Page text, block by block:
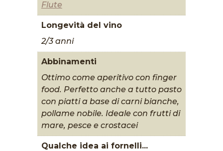
Flute
Longevità del vino
2/3 anni
Abbinamenti
Ottimo come aperitivo con finger
food. Perfetto anche a tutto pasto
con piatti a base di carni bianche,
pollame nobile. Ideale con frutti di
mare, pesce e crostacei
Qualche idea ai fornelli...